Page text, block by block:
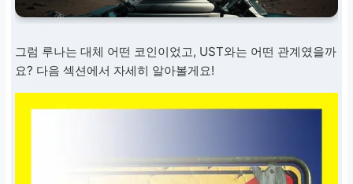
그럼 루나는 대체 어떤 코인이었고, UST와는 어떤 관계였을까
요? 다음 섹션에서 자세히 알아볼게요!